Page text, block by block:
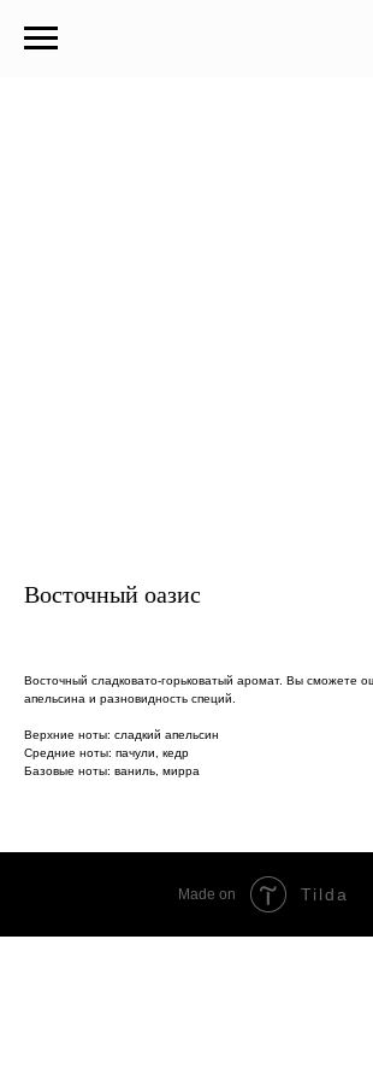
Восточный оазис
Восточный сладковато-горьковатый аромат. Вы сможете
апельсина и разновидность специй.
Верхние ноты: сладкий апельсин
Средние ноты: пачули, кедр
Базовые ноты: ваниль, мирра
Made on Tilda